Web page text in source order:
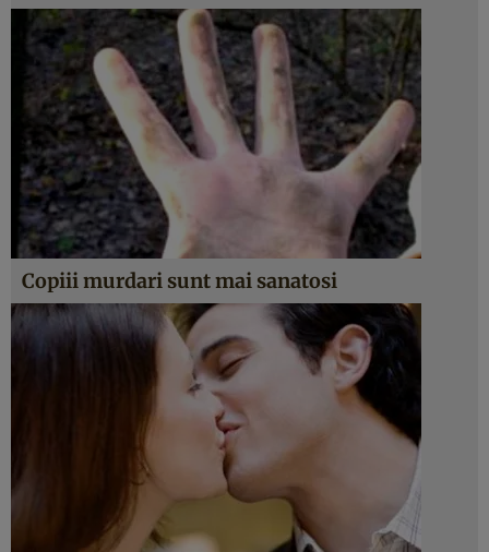
Copiii murdari sunt mai sanatosi